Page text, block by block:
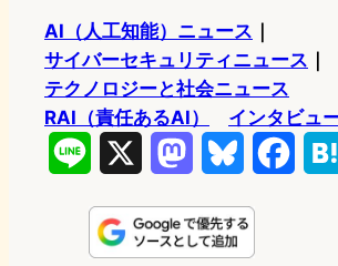
AI（人工知能）ニュース ｜
サイバーセキュリティニュース ｜
テクノロジーと社会ニュース
RAI（責任あるAI）
インタビュ
n
s
u